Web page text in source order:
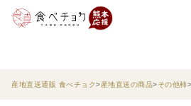
産地直送通販 食べチョク 産地直送の商品 その他柿